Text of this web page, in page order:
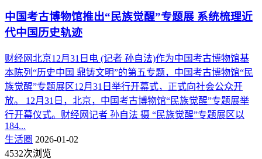
中国考古博物馆推出“民族觉醒”专题展 系统梳理近
代中国历史轨迹
财经网北京12月31日电 (记者 孙自法)作为中国考古博物馆基
本陈列“历史中国 鼎铸文明”的第五专题，中国考古博物馆“民
族觉醒”专题展区12月31日举行开幕式，正式向社会公众开
放。 12月31日，北京，中国考古博物馆“民族觉醒”专题展举
行开幕仪式。财经网记者 孙自法 摄 “民族觉醒”专题展区以
184...
生活圈 2026-01-02
4532次浏览